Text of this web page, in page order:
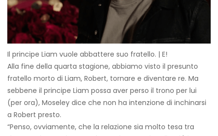
Il principe Liam vuole abbattere suo fratello. | E!
Alla fine della quarta stagione, abbiamo visto il presunto
fratello morto di Liam, Robert, tornare e diventare re. Ma
sebbene il principe Liam possa aver perso il trono per lui
(per ora), Moseley dice che non ha intenzione di inchinarsi
a Robert presto.
“Penso, ovviamente, che la relazione sia molto tesa tra